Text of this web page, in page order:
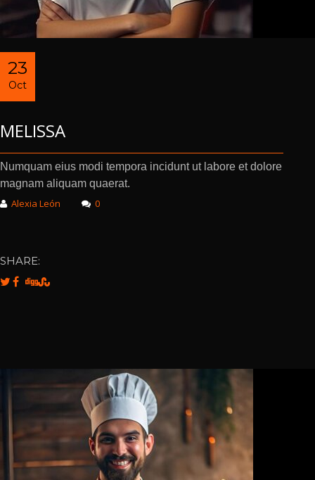
23
Oct
MELISSA
Numquam eius modi tempora incidunt ut labore et dolore
magnam aliquam quaerat.
Alexia León 0
SHARE: